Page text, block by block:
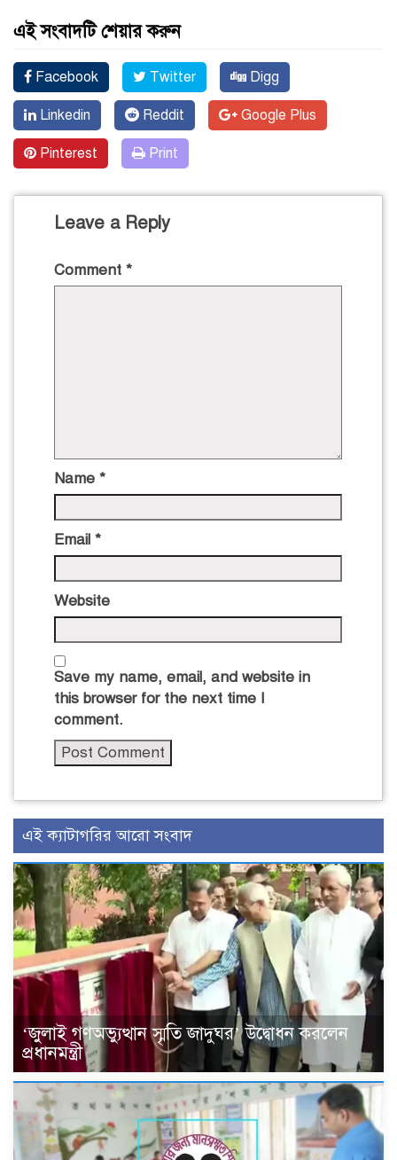
এই সংবাদটি শেয়ার করুন
Facebook Twitter Digg
Linkedin Reddit Google Plus
Pinterest Print
Leave a Reply
Comment *
Name *
Email *
Website
Save my name, email, and website in
this browser for the next time I
comment.
এই ক্যাটাগরির আরো সংবাদ
‘জুলাই গণঅভ্যুত্থান স্মৃতি জাদুঘর’ উদ্বোধন করলেন
প্রধানমন্ত্রী